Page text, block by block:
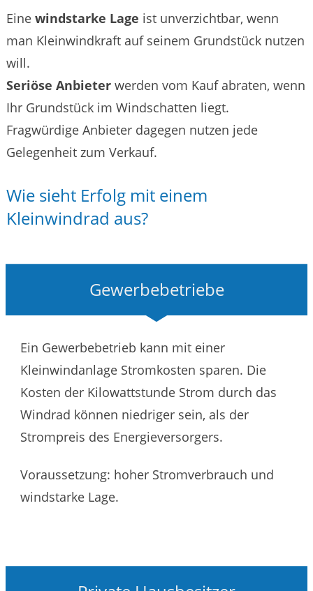
Eine windstarke Lage ist unverzichtbar, wenn
man Kleinwindkraft auf seinem Grundstück nutzen
will.
Seriöse Anbieter werden vom Kauf abraten, wenn
Ihr Grundstück im Windschatten liegt.
Fragwürdige Anbieter dagegen nutzen jede
Gelegenheit zum Verkauf.
Wie sieht Erfolg mit einem
Kleinwindrad aus?
Gewerbebetriebe
Ein Gewerbebetrieb kann mit einer
Kleinwindanlage Stromkosten sparen. Die
Kosten der Kilowattstunde Strom durch das
Windrad können niedriger sein, als der
Strompreis des Energieversorgers.
Voraussetzung: hoher Stromverbrauch und
windstarke Lage.